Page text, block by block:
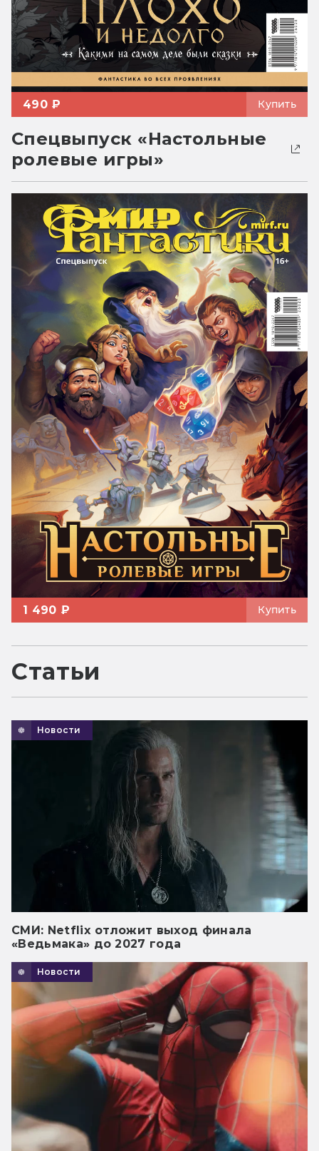
490 ₽ Купить
Спецвыпуск «Настольные
ролевые игры»
1 490 ₽ Купить
Статьи
Новости
СМИ: Netflix отложит выход финала
«Ведьмака» до 2027 года
Новости